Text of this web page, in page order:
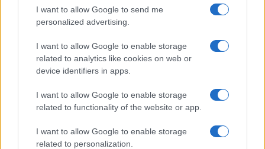
I want to allow Google to send me
personalized advertising.
I want to allow Google to enable storage
related to analytics like cookies on web or
device identifiers in apps.
I want to allow Google to enable storage
related to functionality of the website or app.
I want to allow Google to enable storage
related to personalization.
Come i media plasmano il pensiero: dall’analisi di
Postman alle dinamiche attuali
Cristian Castiglioni · 10 Ago 2026
TELEVISIONE